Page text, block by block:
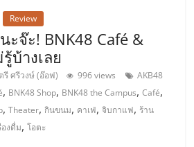
Review
ะจ๊ะ! BNK48 Café &
บ้างเลย
ศรีวงษ์ (อ๊อฟ) 996 views
AKB48
, BNK48 Shop, BNK48 the Campus,Café,
,Theater,กินขนม, คาเฟ่,จิบกาแฟ, ร้าน
องดื่ม,โอตะ